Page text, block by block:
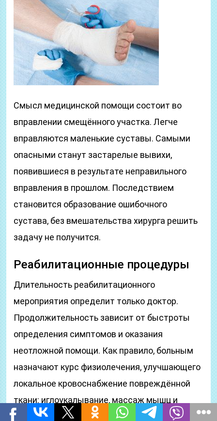
Смысл медицинской помощи состоит во
вправлении смещённого участка. Легче
вправляются маленькие суставы. Самыми
опасными станут застарелые вывихи,
появившиеся в результате неправильного
вправления в прошлом. Последствием
становится образование ошибочного
сустава, без вмешательства хирурга решить
задачу не получится.
Реабилитационные процедуры
Длительность реабилитационного
мероприятия определит только доктор.
Продолжительность зависит от быстроты
определения симптомов и оказания
неотложной помощи. Как правило, больным
назначают курс физиолечения, улучшающего
локальное кровоснабжение повреждённой
ткани: иглоукалывание, массаж мышц и
прочие процедуры.